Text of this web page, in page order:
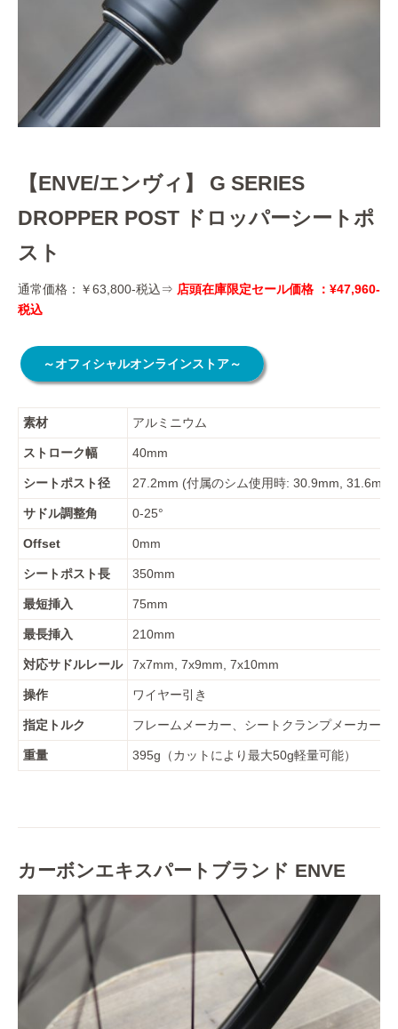
【ENVE/エンヴィ】 G SERIES
DROPPER POST ドロッパーシートポ
スト
通常価格：￥63,800-税込⇒ 店頭在庫限定セール価格 ： ¥47,960-
税込
～オフィシャルオンラインストア～
素材 アルミニウム
ストローク幅 40mm
シートポスト径 27.2mm (付属のシム使用時: 30.9mm, 31.6mm)
サドル調整角 0-25°
Offset 0mm
シートポスト長 350mm
最短挿入 75mm
最長挿入 210mm
対応サドルレール 7x7mm, 7x9mm, 7x10mm
操作 ワイヤー引き
指定トルク フレームメーカー、シートクランプメーカーに
重量 395g（カットにより最大50g軽量可能）
カーボンエキスパートブランド ENVE